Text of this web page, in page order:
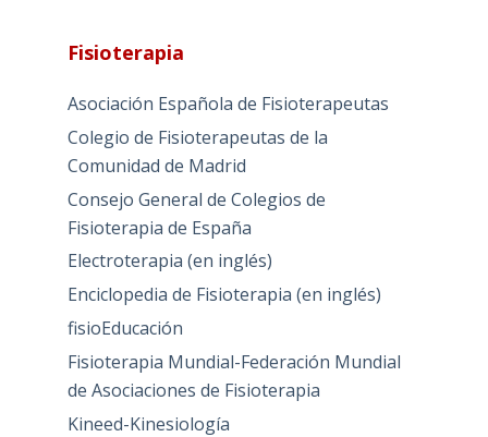
Fisioterapia
Asociación Española de Fisioterapeutas
Colegio de Fisioterapeutas de la
Comunidad de Madrid
Consejo General de Colegios de
Fisioterapia de España
Electroterapia (en inglés)
Enciclopedia de Fisioterapia (en inglés)
fisioEducación
Fisioterapia Mundial-Federación Mundial
de Asociaciones de Fisioterapia
Kineed-Kinesiología